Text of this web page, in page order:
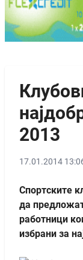
2013
17.01.2014
Спортските
да
работници
избрани за